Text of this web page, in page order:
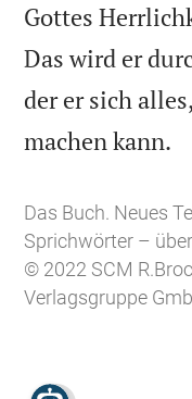
Gottes
Das wird er
der er sich
machen kann.
Das Buch. Neues
Sprichwörter –
© 2022 SCM
Verlagsgruppe